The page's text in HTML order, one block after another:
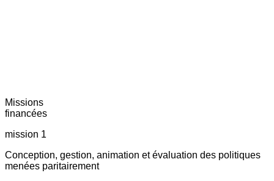
Missions
financées
mission 1
Conception, gestion, animation et évaluation des politiques
menées paritairement